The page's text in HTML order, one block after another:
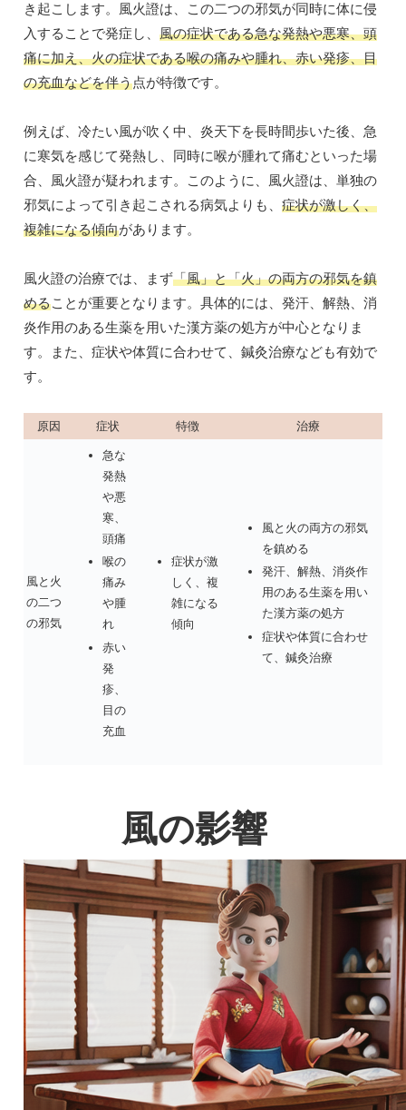
き起こします。風火證は、この二つの邪気が同時に体に侵
入することで発症し、 風の症状である急な発熱や悪寒、頭
痛に加え、火の症状である喉の痛みや腫れ、赤い発疹、目
の充血などを伴う点が特徴です。
例えば、冷たい風が吹く中、炎天下を長時間歩いた後、急
に寒気を感じて発熱し、同時に喉が腫れて痛むといった場
合、風火證が疑われます。このように、風火證は、単独の
邪気によって引き起こされる病気よりも、 症状が激しく、
複雑になる傾向があります。
風火證の治療では、まず「風」と「火」の両方の邪気を鎮
めることが重要となります。具体的には、発汗、解熱、消
炎作用のある生薬を用いた漢方薬の処方が中心となりま
す。また、症状や体質に合わせて、鍼灸治療なども有効で
す。
原因 症状 特徴 治療
風と火
の二つ
の邪気
急な
発熱
や悪
寒、
頭痛
喉の
痛み
や腫
れ
赤い
発
疹、
目の
充血
症状が激
しく、複
雑になる
傾向
風と火の両方の邪気
を鎮める
発汗、解熱、消炎作
用のある生薬を用い
た漢方薬の処方
症状や体質に合わせ
て、鍼灸治療
風の影響